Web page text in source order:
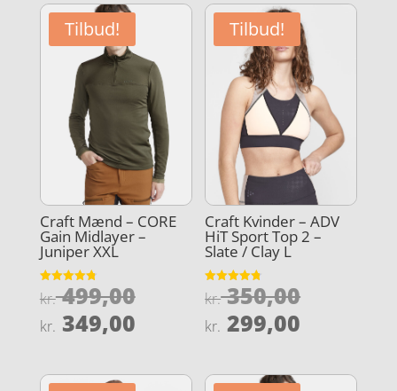
Tilbud!
Craft Mænd – CORE
Gain Midlayer –
Juniper XXL
Vurderet
4.8
kr.499,00Den
oprindelige
kr. 349,00Den
pris
Tilbud!
Craft Kvinder – ADV
HiT Sport Top 2 –
Slate / Clay L
Vurderet
4.8
kr.350,00Den
kr. 299,00
pris